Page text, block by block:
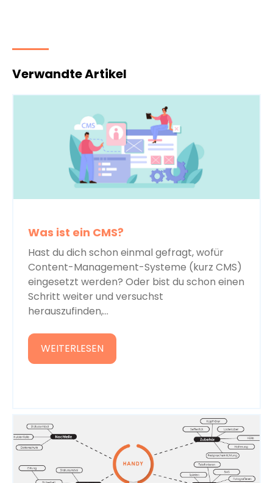
Verwandte Artikel
Was ist ein CMS?
Hast du dich schon einmal gefragt, wofür
Content-Management-Systeme (kurz CMS)
eingesetzt werden? Oder bist du schon einen
Schritt weiter und versuchst
herauszufinden,...
WEITERLESEN